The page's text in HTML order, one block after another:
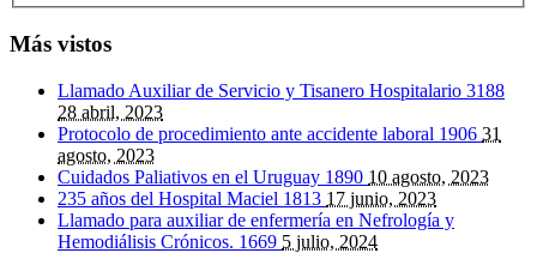
Más vistos
Llamado Auxiliar de Servicio y Tisanero Hospitalario 3188
28 abril, 2023
Protocolo de procedimiento ante accidente laboral 1906 31
agosto, 2023
Cuidados Paliativos en el Uruguay 1890 10 agosto, 2023
235 años del Hospital Maciel 1813 17 junio, 2023
Llamado para auxiliar de enfermería en Nefrología y
Hemodiálisis Crónicos. 1669 5 julio, 2024